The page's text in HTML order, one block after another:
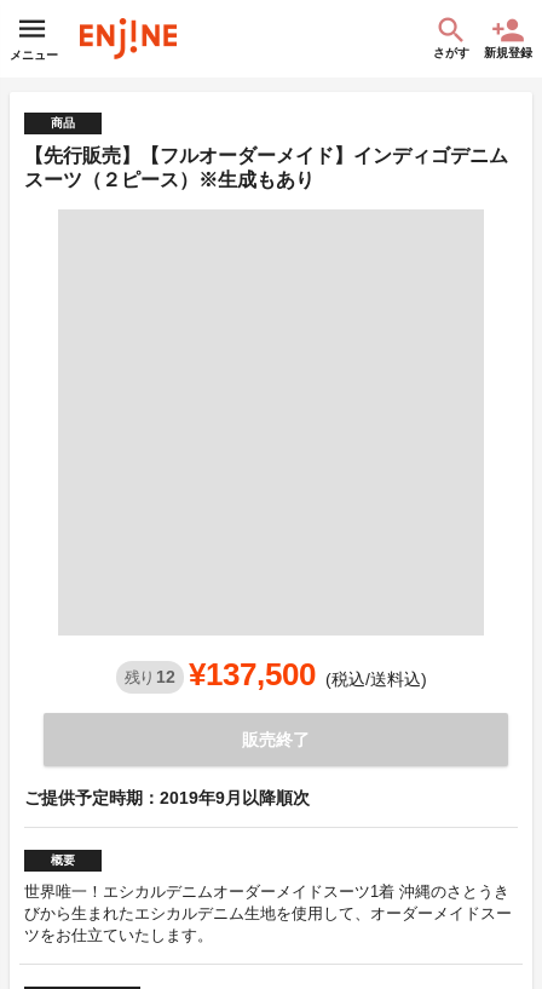
メニュー さがす 新規登録
商品
【先行販売】【フルオーダーメイド】インディゴデニム
スーツ（２ピース）※生成もあり
残り 12 ¥137,500 (税込/送料込)
販売終了
ご提供予定時期：2019年9月以降順次
概要
世界唯一！エシカルデニムオーダーメイドスーツ1着 沖縄のさとうき
びから生まれたエシカルデニム生地を使用して、オーダーメイドスー
ツをお仕立ていたします。